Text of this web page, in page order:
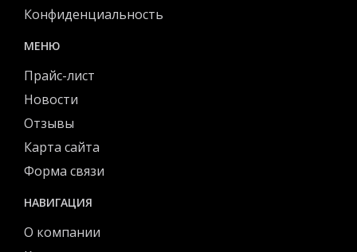
Конфиденциальность
МЕНЮ
Прайс-лист
Новости
Отзывы
Карта сайта
Форма связи
НАВИГАЦИЯ
О компании